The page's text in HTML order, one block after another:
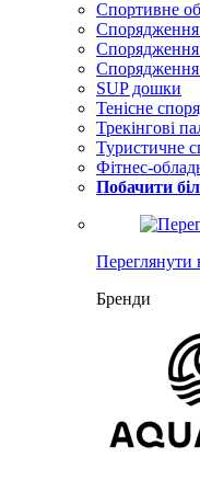
Спортивне
Спорядження
Спорядження
SUP дошки
Тенісне
Трекінгові
Туристичне
Фітнес-
Побачити
Переглянути
Бренди